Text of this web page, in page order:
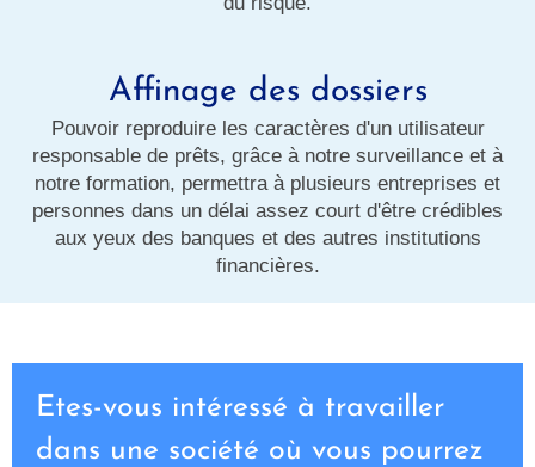
Affinage des dossiers
Pouvoir reproduire les caractères d'un utilisateur
responsable de prêts, grâce à notre surveillance et à
notre formation, permettra à plusieurs entreprises et
personnes dans un délai assez court d'être crédibles
aux yeux des banques et des autres institutions
financières.
Etes-vous intéressé à travailler
dans une société où vous pourrez